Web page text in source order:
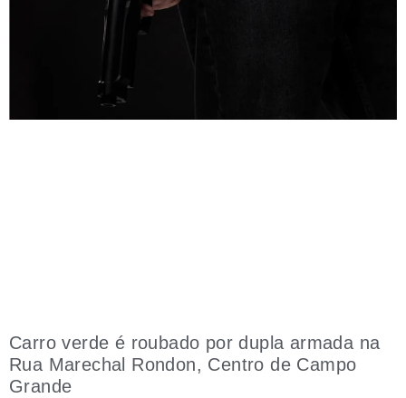
Carro verde é roubado por dupla armada na
Rua Marechal Rondon, Centro de Campo
Grande